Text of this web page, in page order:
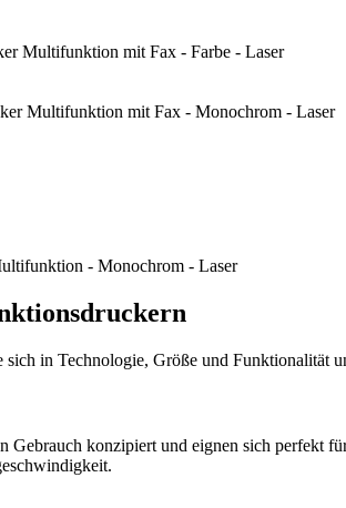
Multifunktion mit Fax - Farbe - Laser
Multifunktion mit Fax - Monochrom - Laser
- Monochrom - Laser
in Technologie, Größe und Funktionalität
Gebrauch konzipiert und eignen sich perfekt